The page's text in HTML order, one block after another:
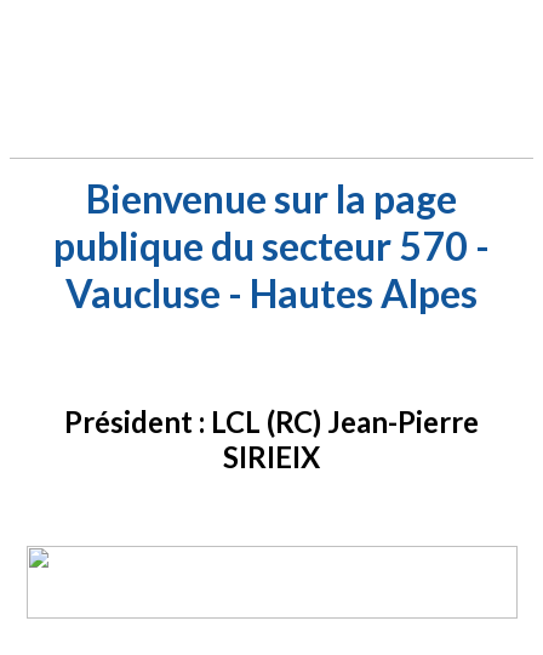
Bienvenue sur la page
publique du secteur 570 -
Vaucluse - Hautes Alpes
Président : LCL (RC) Jean-Pierre
SIRIEIX